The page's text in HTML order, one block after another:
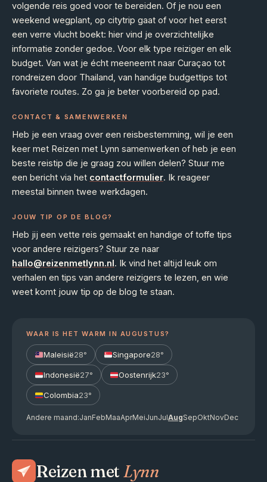
volgende reis goed voor te bereiden. Of je nou een
weekend wegplant, op citytrip gaat of voor het eerst
een verre vlucht boekt: hier vind je overzichtelijke
informatie zonder gedoe. Voor elk type reiziger en elk
budget. Van wat je écht meeneemt naar Curaçao tot
rondreizen door Thailand, van handige budgettips tot
favoriete routes. Zo ga je beter voorbereid op pad.
CONTACT & SAMENWERKEN
Heb je een vraag over een reisbestemming, wil je een
keer met Reizen met Lynn samenwerken of heb je een
beste reistip die je graag zou willen delen? Stuur me
een bericht via het contactformulier. Ik reageer
meestal binnen twee werkdagen.
JOUW TIP OP DE BLOG?
Heb jij een vette reis gemaakt en handige of toffe tips
voor andere reizigers? Stuur ze naar
hallo@reizenmetlynn.nl. Ik vind het altijd leuk om
verhalen en tips van andere reizigers te lezen, en wie
weet komt jouw tip op de blog te staan.
WAAR IS HET WARM IN AUGUSTUS?
Maleisië28° Singapore28°
Indonesië27° Oostenrijk23°
Colombia23°
Andere maand:JanFebMaaAprMeiJunJulAugSepOktNovDec
Reizen met Lynn